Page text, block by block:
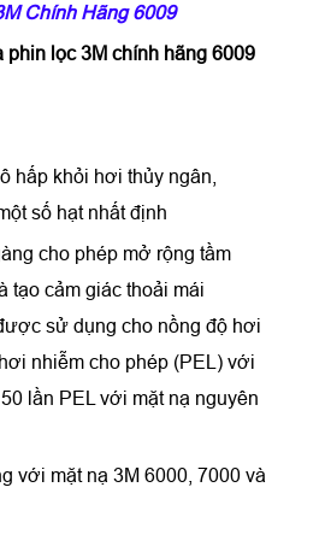
Chính Hãng 6009
phin lọc 3M chính hãng 6009
hấp khỏi hơi thủy ngân,
số hạt nhất định
cho phép mở rộng tầm
tạo cảm giác thoải mái
sử dụng cho nồng độ hơi
nhiễm cho phép (PEL) với
lần PEL với mặt nạ nguyên
với mặt nạ 3M 6000, 7000 và